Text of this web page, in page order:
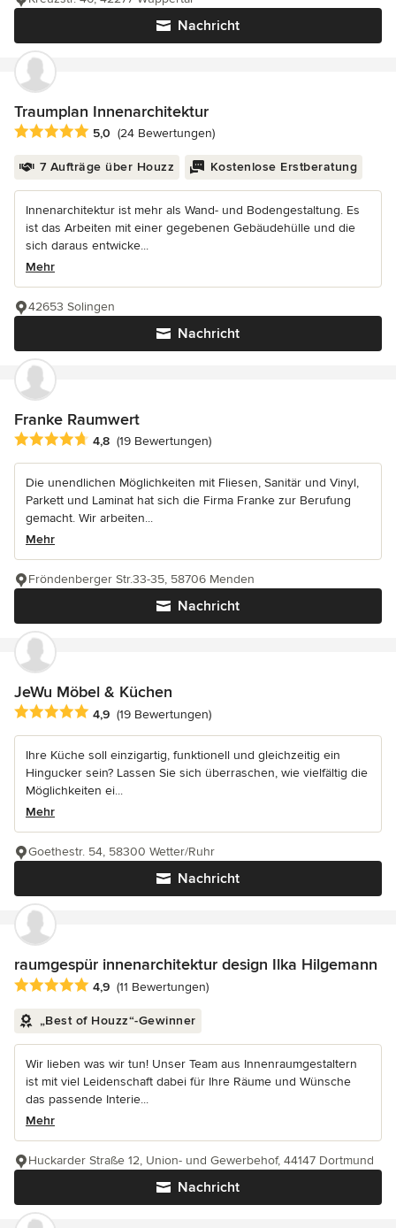
Nachricht
Traumplan Innenarchitektur
Durchschnittliche Bewertung: 5 von 5 Sternen
5,0 (24 Bewertungen)
7 Aufträge über Houzz Kostenlose Erstberatung
Innenarchitektur ist mehr als Wand- und Bodengestaltung. Es
ist das Arbeiten mit einer gegebenen Gebäudehülle und die
sich daraus entwicke...
Mehr
Nachricht
42653 Solingen
Franke Raumwert
Durchschnittliche Bewertung: 4.8 von 5 Sternen
4,8 (19 Bewertungen)
Die unendlichen Möglichkeiten mit Fliesen, Sanitär und Vinyl,
Parkett und Laminat hat sich die Firma Franke zur Berufung
gemacht. Wir arbeiten...
Mehr
Nachricht
Fröndenberger Str.33-35, 58706 Menden
JeWu Möbel & Küchen
Durchschnittliche Bewertung: 4.9 von 5 Sternen
4,9 (19 Bewertungen)
Ihre Küche soll einzigartig, funktionell und gleichzeitig ein
Hingucker sein? Lassen Sie sich überraschen, wie vielfältig die
Möglichkeiten ei...
Mehr
Nachricht
Goethestr. 54, 58300 Wetter/Ruhr
raumgespür innenarchitektur design Ilka Hilgemann
Durchschnittliche Bewertung: 4.9 von 5 Sternen
4,9 (11 Bewertungen)
„Best of Houzz“-Gewinner
Wir lieben was wir tun! Unser Team aus Innenraumgestaltern
ist mit viel Leidenschaft dabei für Ihre Räume und Wünsche
das passende Interie...
Mehr
Nachricht
Huckarder Straße 12, Union- und Gewerbehof, 44147 Dortmund